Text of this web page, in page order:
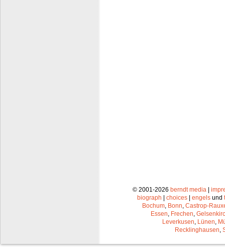
© 2001-2026 berndt media |
biograph | choices | engels und
Bochum Bonn Castrop-
Essen Frechen
Leverkusen Lünen
Recklinghausen